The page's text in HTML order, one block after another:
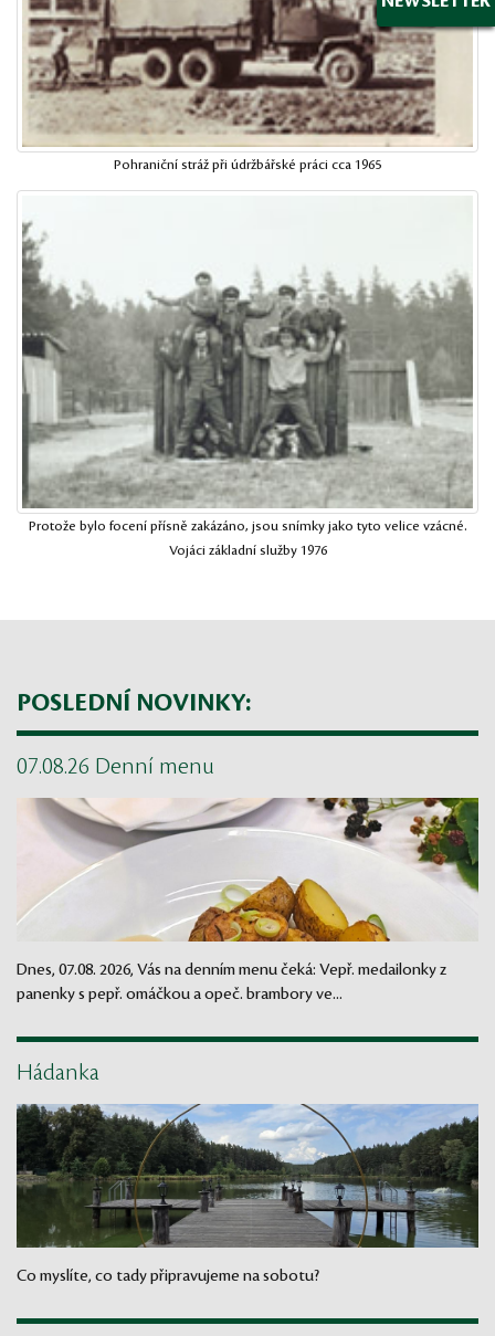
Pohraniční stráž při údržbářské práci cca 1965
Protože bylo focení přísně zakázáno, jsou snímky jako tyto velice vzácné.
Vojáci základní služby 1976
POSLEDNÍ NOVINKY:
07.08.26 Denní menu
Dnes, 07.08. 2026, Vás na denním menu čeká: Vepř. medailonky z
panenky s pepř. omáčkou a opeč. brambory ve...
Hádanka
Co myslíte, co tady připravujeme na sobotu?